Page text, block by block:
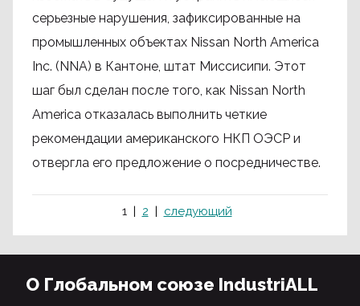
серьезные нарушения, зафиксированные на
промышленных объектах Nissan North America
Inc. (NNA) в Кантоне, штат Миссисипи. Этот
шаг был сделан после того, как Nissan North
America отказалась выполнить четкие
рекомендации американского НКП ОЭСР и
отвергла его предложение о посредничестве.
1 2 следующий
О Глобальном союзе IndustriALL